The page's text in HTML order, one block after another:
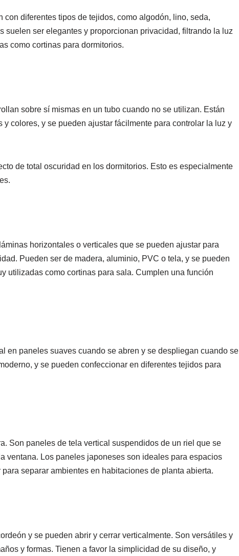
diferentes tipos de tejidos, como algodón, lino, seda,
suelen ser elegantes y proporcionan privacidad, filtrando la luz
como cortinas para dormitorios.
sobre sí mismas en un tubo cuando no se utilizan. Están
colores, y se pueden ajustar fácilmente para controlar la luz y
de total oscuridad en los dormitorios. Esto es especialmente
horizontales o verticales que se pueden ajustar para
Pueden ser de madera, aluminio, PVC o tela, y se pueden
utilizadas como cortinas para sala. Cumplen una función
en paneles suaves cuando se abren y se despliegan cuando se
y se pueden confeccionar en diferentes tejidos para
Son paneles de tela vertical suspendidos de un riel que se
ventana. Los paneles japoneses son ideales para espacios
separar ambientes en habitaciones de planta abierta.
y se pueden abrir y cerrar verticalmente. Son versátiles y
y formas. Tienen a favor la simplicidad de su diseño, y